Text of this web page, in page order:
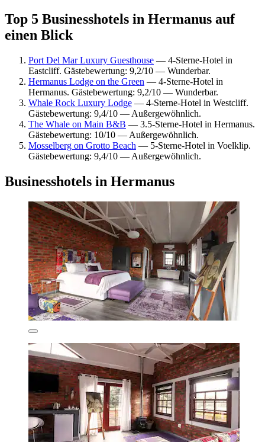
Top 5 Businesshotels in Hermanus auf
einen Blick
Port Del Mar Luxury Guesthouse — 4-Sterne-Hotel in
Eastcliff. Gästebewertung: 9,2/10 — Wunderbar.
Hermanus Lodge on the Green — 4-Sterne-Hotel in
Hermanus. Gästebewertung: 9,2/10 — Wunderbar.
Whale Rock Luxury Lodge — 4-Sterne-Hotel in Westcliff.
Gästebewertung: 9,4/10 — Außergewöhnlich.
The Whale on Main B&B — 3.5-Sterne-Hotel in Hermanus.
Gästebewertung: 10/10 — Außergewöhnlich.
Mosselberg on Grotto Beach — 5-Sterne-Hotel in Voelklip.
Gästebewertung: 9,4/10 — Außergewöhnlich.
Businesshotels in Hermanus